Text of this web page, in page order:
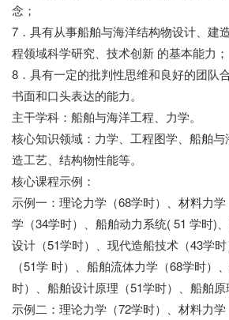
念；
7．具有从事船舶与海洋结构物设计、建
程领域科学研究、技术创新 的基本能力；
8．具有一定的批判性思维和良好的团队
书面和口头表达的能力。
主干学科：船舶与海洋工程、力学。
核心知识领域：力学、工程图学、船舶
造工艺、结构物性能等。
核心课程示例：
示例一：理论力学（68学时）、材料力
学（34学时）、船舶动力系统( 51 学时)
设计（51学时）、现代造船技术（43学
（51学 时）、船舶流体力学（68学时）
时）、船舶设计原理（51学时）、船舶原
示例二：理论力学（72学时）、材料力